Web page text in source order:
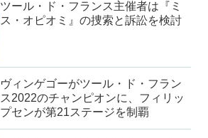
ツール・ド・フランス主催者は『ミ
ス・オピオミ』の捜索と訴訟を検討
ヴィンゲゴーがツール・ド・フラン
ス2022のチャンピオンに、フィリッ
プセンが第21ステージを制覇